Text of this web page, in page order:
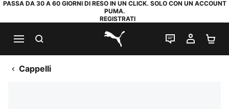
PASSA DA 30 A 60 GIORNI DI RESO IN UN CLICK. SOLO CON UN ACCOUNT
PUMA.
REGISTRATI
PUMA.com
CHAT IL MIO
Cappelli